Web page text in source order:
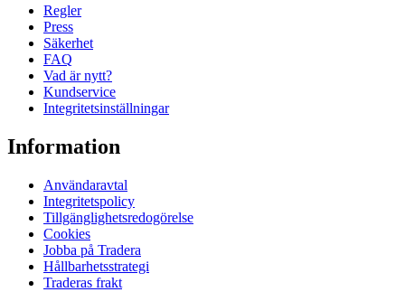
Regler
Press
Säkerhet
FAQ
Vad är nytt?
Kundservice
Integritetsinställningar
Information
Användaravtal
Integritetspolicy
Tillgänglighetsredogörelse
Cookies
Jobba på Tradera
Hållbarhetsstrategi
Traderas frakt